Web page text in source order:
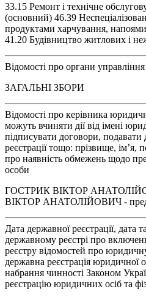
33.15 Ремонт і технічне
(основний) 46.39
продуктами харчування,
41.20 Будівництво житлових і
Відомості про органи
ЗАГАЛЬНІ ЗБОРИ
Відомості про керівника
можуть вчиняти дії від імені
підписувати договори,
реєстрації тощо: прізвище, ім’я,
про наявність обмежень щодо
особи
ГОСТРИК ВІКТОР
ВІКТОР АНАТОЛІЙОВИЧ -
Дата державної реєстрації,
державному реєстрі про
реєстру відомостей про
державна реєстрація юридичної
набрання чинності Законом
реєстрацію юридичних осіб та